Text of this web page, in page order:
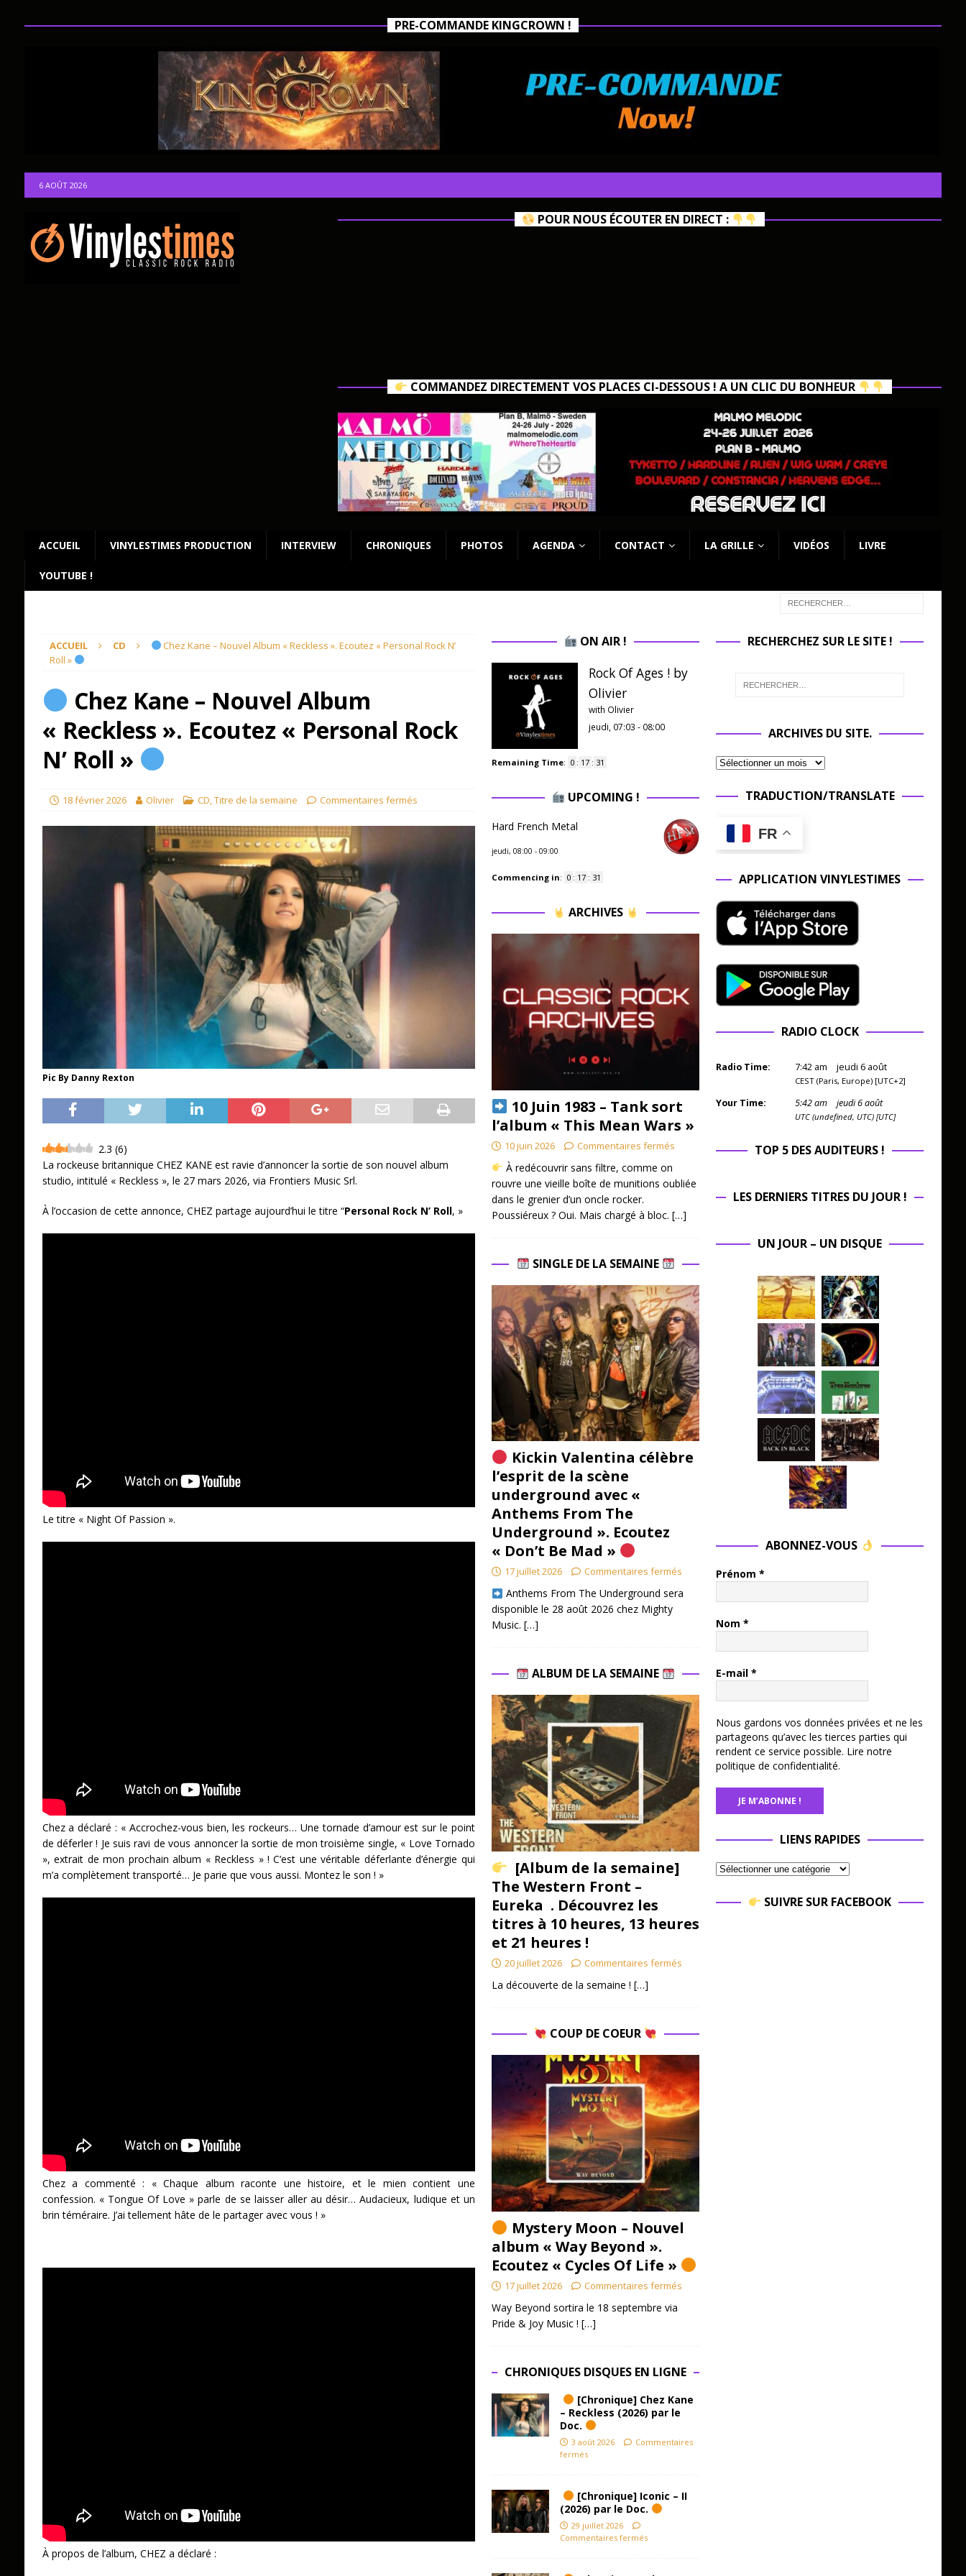
PRE-COMMANDE KINGCROWN !
6 AOÛT 2026
POUR NOUS ÉCOUTER EN DIRECT :
COMMANDEZ DIRECTEMENT VOS PLACES CI-DESSOUS ! A UN CLIC DU BONHEUR
ACCUEIL VINYLESTIMES PRODUCTION INTERVIEW CHRONIQUES PHOTOS AGENDA CONTACT LA GRILLE VIDÉOS LIVRE
YOUTUBE !
ACCUEIL CD
Chez Kane – Nouvel Album « Reckless ». Ecoutez « Personal Rock N’
Roll »
Chez Kane – Nouvel Album
« Reckless ». Ecoutez « Personal Rock
N’ Roll »
18 février 2026 Olivier CD,Titre de la semaine Commentaires fermés
Pic By Danny Rexton
2.3 (6)
La rockeuse britannique CHEZ KANE est ravie d’annoncer la sortie de son nouvel album
studio, intitulé « Reckless », le 27 mars 2026, via Frontiers Music Srl.
À l’occasion de cette annonce, CHEZ partage aujourd’hui le titre “Personal Rock N’ Roll, »
Le titre « Night Of Passion ».
Chez a déclaré : « Accrochez-vous bien, les rockeurs… Une tornade d’amour est sur le point
de déferler ! Je suis ravi de vous annoncer la sortie de mon troisième single, « Love Tornado
», extrait de mon prochain album « Reckless » ! C’est une véritable déferlante d’énergie qui
m’a complètement transporté… Je parie que vous aussi. Montez le son ! »
Chez a commenté : « Chaque album raconte une histoire, et le mien contient une
confession. « Tongue Of Love » parle de se laisser aller au désir… Audacieux, ludique et un
brin téméraire. J’ai tellement hâte de le partager avec vous ! »
À propos de l’album, CHEZ a déclaré :
ON AIR !
Rock Of Ages ! by
Olivier
with Olivier
jeudi, 07:03 - 08:00
Remaining Time: 0 : 17 : 30
UPCOMING !
Hard French Metal
jeudi, 08:00 - 09:00
Commencing in: 0 : 17 : 30
ARCHIVES
10 Juin 1983 – Tank sort
l’album « This Mean Wars »
10 juin 2026 Commentaires fermés
À redécouvrir sans filtre, comme on
rouvre une vieille boîte de munitions oubliée
dans le grenier d’un oncle rocker.
Poussiéreux ? Oui. Mais chargé à bloc. […]
SINGLE DE LA SEMAINE
Kickin Valentina célèbre
l’esprit de la scène
underground avec «
Anthems From The
Underground ». Ecoutez
« Don’t Be Mad »
17 juillet 2026 Commentaires fermés
​ Anthems From The Underground sera
disponible le 28 août 2026 chez Mighty
Music. […]
ALBUM DE LA SEMAINE
[Album de la semaine]
The Western Front –
Eureka . Découvrez les
titres à 10 heures, 13 heures
et 21 heures !
20 juillet 2026 Commentaires fermés
La découverte de la semaine ! […]
COUP DE COEUR
Mystery Moon – Nouvel
album « Way Beyond ».
Ecoutez « Cycles Of Life »
17 juillet 2026 Commentaires fermés
Way Beyond sortira le 18 septembre via
Pride & Joy Music ! […]
CHRONIQUES DISQUES EN LIGNE
[Chronique] Chez Kane
– Reckless (2026) par le
Doc.
3 août 2026
Commentaires
fermés
[Chronique] Iconic – II
(2026) par le Doc.
29 juillet 2026
Commentaires fermés
RECHERCHEZ SUR LE SITE !
ARCHIVES DU SITE.
TRADUCTION/TRANSLATE
FR
APPLICATION VINYLESTIMES
RADIO CLOCK
Radio Time: 7:42 am jeudi 6 août
CEST (Paris, Europe) [UTC+2]
Your Time: 5:42am jeudi 6 août
UTC (undefined, UTC) [UTC]
TOP 5 DES AUDITEURS !
LES DERNIERS TITRES DU JOUR !
UN JOUR – UN DISQUE
ABONNEZ-VOUS
Prénom *
Nom *
E-mail *
Nous gardons vos données privées et ne les
partageons qu’avec les tierces parties qui
rendent ce service possible. Lire notre
politique de confidentialité.
LIENS RAPIDES
SUIVRE SUR FACEBOOK